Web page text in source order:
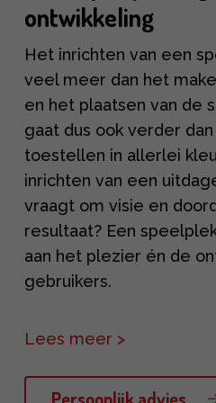
ontwikkeling
Het inrichten van een
veel meer dan het
en het plaatsen van de
gaat dus ook verder
toestellen in allerlei
inrichten van een
vraagt om visie en
resultaat? Een
aan het plezier én de
gebruikers.
Dat moment dat je
aan
Lees meer >
Persoonlijk advies